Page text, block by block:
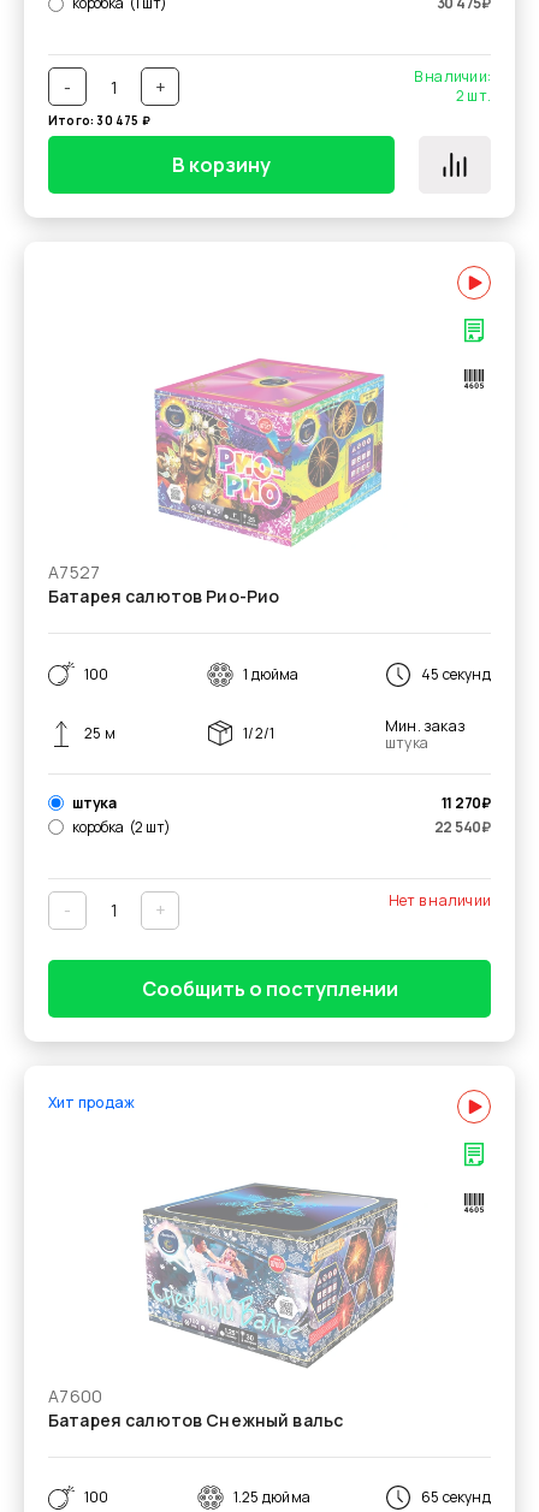
- +
В наличии:
2 шт.
Итого:30 475 ₽
В корзину
А7527
Батарея салютов Рио-Рио
100 1 дюйма 45 секунд
25 м 1/2/1
Мин. заказ
штука
штука 11 270₽
коробка (2 шт) 22 540₽
- + Нет в наличии
Сообщить о поступлении
Хит продаж
А7600
Батарея салютов Снежный вальс
100 1.25 дюйма 65 секунд